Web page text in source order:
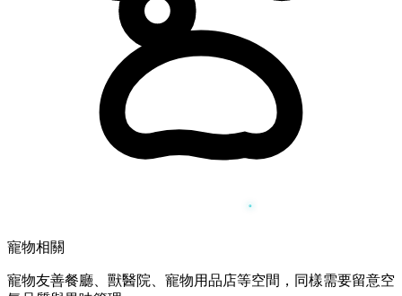
寵物相關
寵物友善餐廳、獸醫院、寵物用品店等空間，同樣需要留意空